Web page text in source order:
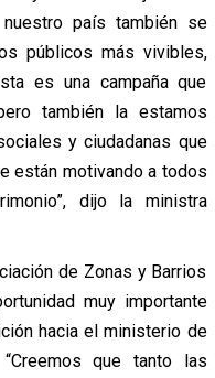
país también se
públicos más vivibles,
es una campaña que
también la estamos
y ciudadanas que
están motivando a todos
dijo la ministra
de Zonas y Barrios
muy importante
hacia el ministerio de
que tanto las